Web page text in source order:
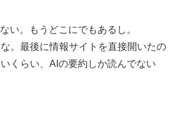
い。もうどこにでもあるし。
。最後に情報サイトを直接開いたの
くらい、AIの要約しか読んでない